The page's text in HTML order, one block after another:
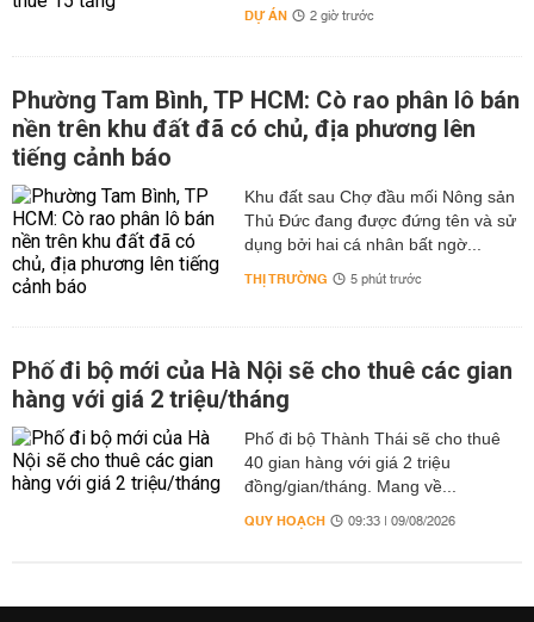
DỰ ÁN 2 giờ trước
Phường Tam Bình, TP HCM: Cò rao phân lô bán
nền trên khu đất đã có chủ, địa phương lên
tiếng cảnh báo
Khu đất sau Chợ đầu mối Nông sản
Thủ Đức đang được đứng tên và sử
dụng bởi hai cá nhân bất ngờ...
THỊ TRƯỜNG 5 phút trước
Phố đi bộ mới của Hà Nội sẽ cho thuê các gian
hàng với giá 2 triệu/tháng
Phố đi bộ Thành Thái sẽ cho thuê
40 gian hàng với giá 2 triệu
đồng/gian/tháng. Mang về...
QUY HOẠCH 09:33 | 09/08/2026